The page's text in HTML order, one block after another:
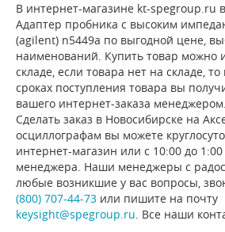
В интернет-магазине kt-spegroup.ru
Адаптер пробника с высоким
(agilent) n5449a по выгодной цене,
наименований. Купить товар можно
складе, если товара нет на складе,
сроках поступления товара вы
вашего интернет-заказа менеджером.
Сделать заказ в Новосибирске на
осциллографам вы можете
интернет-магазин или с 10:00 до
менеджера. Наши менеджеры с
любые возникшие у вас вопросы,
(800) 707-44-73 или пишите на почту
keysight@spegroup.ru. Все наши